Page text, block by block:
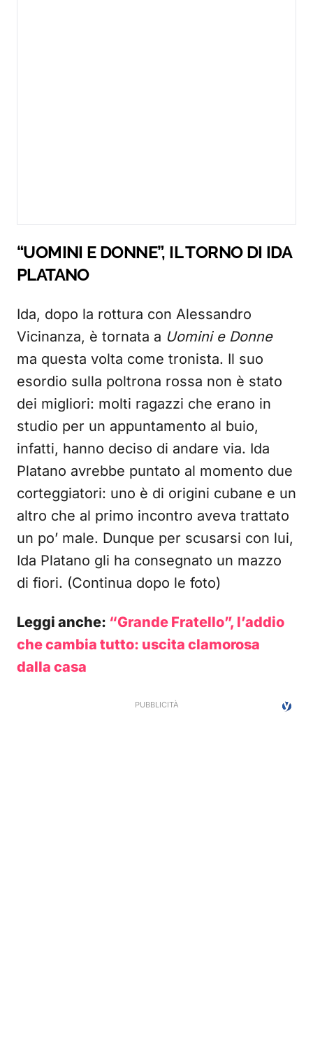
“UOMINI E DONNE”, IL TORNO DI IDA
PLATANO
Ida, dopo la rottura con Alessandro
Vicinanza, è tornata a Uomini e Donne
ma questa volta come tronista. Il suo
esordio sulla poltrona rossa non è stato
dei migliori: molti ragazzi che erano in
studio per un appuntamento al buio,
infatti, hanno deciso di andare via. Ida
Platano avrebbe puntato al momento due
corteggiatori: uno è di origini cubane e un
altro che al primo incontro aveva trattato
un po’ male. Dunque per scusarsi con lui,
Ida Platano gli ha consegnato un mazzo
di fiori. (Continua dopo le foto)
Leggi anche: “Grande Fratello”, l’addio
che cambia tutto: uscita clamorosa
dalla casa